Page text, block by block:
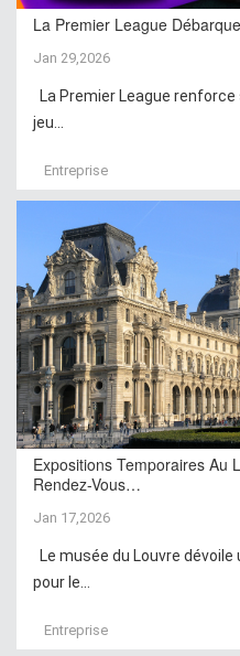
La Premier League
Jan 29,2026
La Premier League
jeu...
Entreprise
Expositions Temporaires Au
Rendez-Vous…
Jan 17,2026
Le musée du Louvre
pour le...
Entreprise